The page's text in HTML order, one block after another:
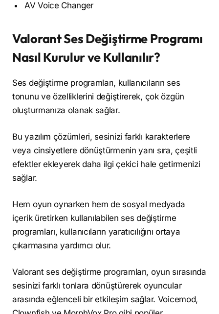
AV Voice Changer
Valorant Ses Değiştirme Programı
Nasıl Kurulur ve Kullanılır?
Ses değiştirme programları, kullanıcıların ses
tonunu ve özelliklerini değiştirerek, çok özgün
oluşturmanıza olanak sağlar.
Bu yazılım çözümleri, sesinizi farklı karakterlere
veya cinsiyetlere dönüştürmenin yanı sıra, çeşitli
efektler ekleyerek daha ilgi çekici hale getirmenizi
sağlar.
Hem oyun oynarken hem de sosyal medyada
içerik üretirken kullanılabilen ses değiştirme
programları, kullanıcıların yaratıcılığını ortaya
çıkarmasına yardımcı olur.
Valorant ses değiştirme programları, oyun sırasında
sesinizi farklı tonlara dönüştürerek oyuncular
arasında eğlenceli bir etkileşim sağlar. Voicemod,